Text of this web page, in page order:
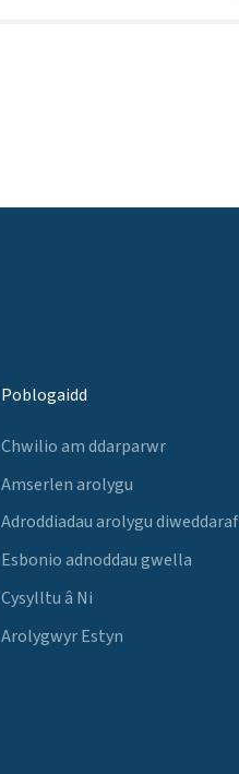
Poblogaidd
Chwilio am ddarparwr
Amserlen arolygu
Adroddiadau arolygu diweddaraf
Esbonio adnoddau gwella
Cysylltu â Ni
Arolygwyr Estyn